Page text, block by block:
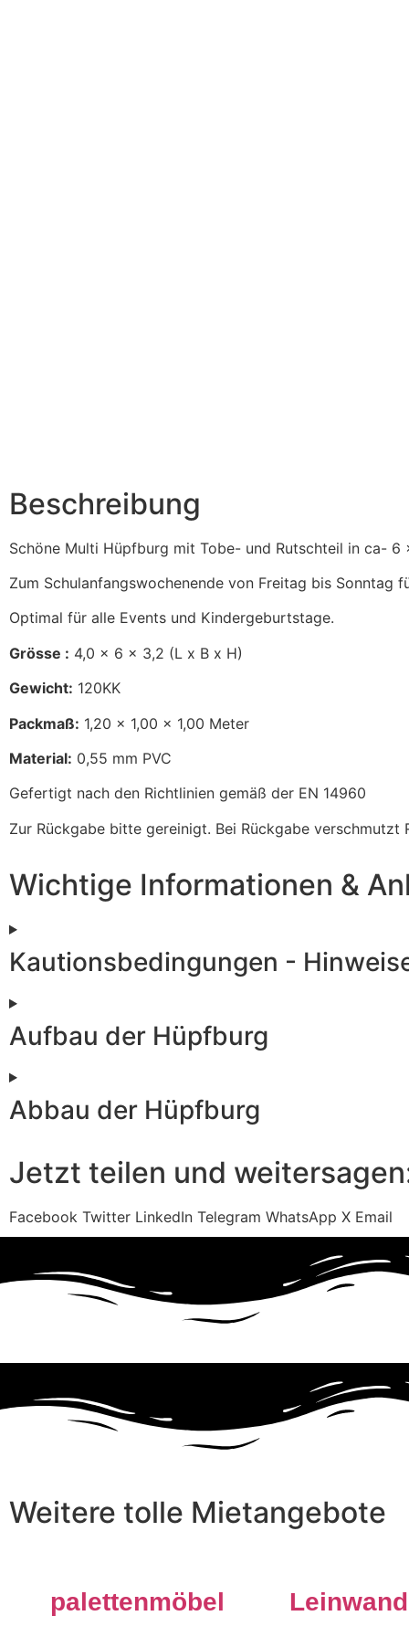
Beschreibung
Schöne Multi Hüpfburg mit Tobe- und Rutschteil in ca-
Zum Schulanfangswochenende von Freitag bis Sonntag
Optimal für alle Events und Kindergeburtstage.
Grösse : 4,0 x 6 x 3,2 (L x B x H)
Gewicht: 120KK
Packmaß: 1,20 x 1,00 x 1,00 Meter
Material: 0,55 mm PVC
Gefertigt nach den Richtlinien gemäß der EN 14960
Zur Rückgabe bitte gereinigt. Bei Rückgabe verschmutzt
Wichtige Informationen &
Kautionsbedingungen -
Aufbau der Hüpfburg
Abbau der Hüpfburg
Jetzt teilen und
Facebook Twitter LinkedIn Telegram WhatsApp X Email
Weitere tolle Mietangebote
palettenmöbel